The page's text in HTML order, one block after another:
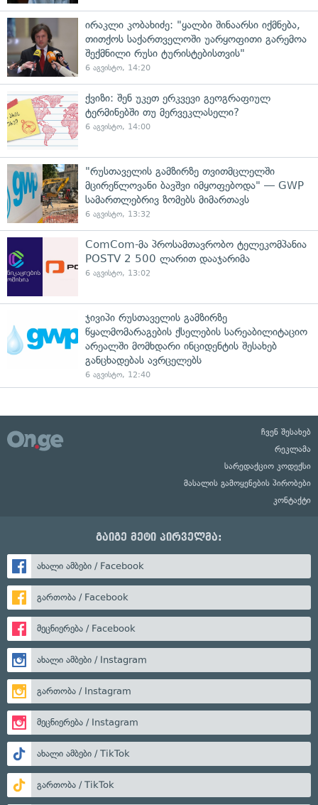
ირაკლი კობახიძე: "ყალბი შინაარსი იქმნება,
თითქოს საქართველოში უარყოფითი გარემოა
შექმნილი რუსი ტურისტებისთვის"
6 აგვისტო, 14:20
ქვიზი: შენ უკეთ ერკვევი გეოგრაფიულ
ტერმინებში თუ მერვეკლასელი?
6 აგვისტო, 14:00
"რუსთაველის გამზირზე თვითმცლელში
მცირეწლოვანი ბავშვი იმყოფებოდა" — GWP
სამართლებრივ ზომებს მიმართავს
6 აგვისტო, 13:32
ComCom-მა პროსამთავრობო ტელეკომპანია
POSTV 2 500 ლარით დააჯარიმა
6 აგვისტო, 13:02
ჯივიპი რუსთაველის გამზირზე
წყალმომარაგების ქსელების სარეაბილიტაციო
არეალში მომხდარი ინციდენტის შესახებ
განცხადებას ავრცელებს
6 აგვისტო, 12:40
ჩვენ შესახებ
რეკლამა
სარედაქციო კოდექსი
მასალის გამოყენების პირობები
კონტაქტი
გაიგე მეტი პირველმა:
ახალი ამბები / Facebook
გართობა / Facebook
მეცნიერება / Facebook
ახალი ამბები / Instagram
გართობა / Instagram
მეცნიერება / Instagram
ახალი ამბები / TikTok
გართობა / TikTok